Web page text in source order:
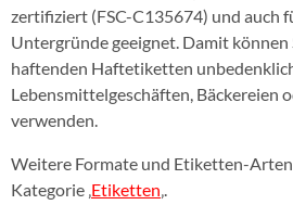
zertifiziert (FSC-C135674) und auch
Untergründe geeignet. Damit können
haftenden Haftetiketten
Lebensmittelgeschäften, Bäckereien
verwenden.
Weitere Formate und Etiketten-Arten
Kategorie ‚Etiketten‚.